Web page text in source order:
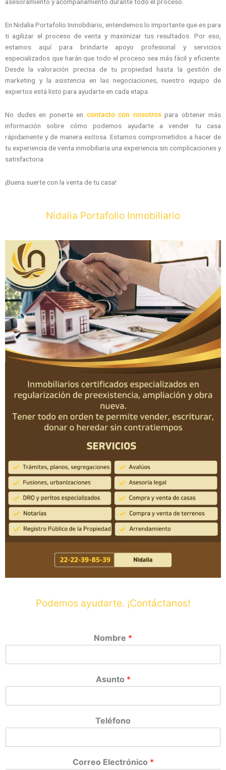
En Nidalia Portafolio Inmobiliario, entendemos lo importante que es para
ti agilizar el proceso de venta y maximizar tus resultados. Por eso,
estamos aquí para brindarte apoyo profesional y servicios
especializados que harán que todo el proceso sea más fácil y eficiente.
Desde la valoración precisa de tu propiedad hasta la gestión de
marketing y la asistencia en las negociaciones, nuestro equipo de
expertos está listo para ayudarte en cada etapa.
No dudes en ponerte en contacto con nosotrospara obtener más
información sobre cómo podemos ayudarte a vender tu casa
rápidamente y de manera exitosa. Estamos comprometidos a hacer de
tu experiencia de venta inmobiliaria una experiencia sin complicaciones y
satisfactoria.
¡Buena suerte con la venta de tu casa!
Nidalia Portafolio Inmobiliario
Podemos ayudarte. ¡Contáctanos!
Nombre *
Asunto *
Teléfono
Correo Electrónico *